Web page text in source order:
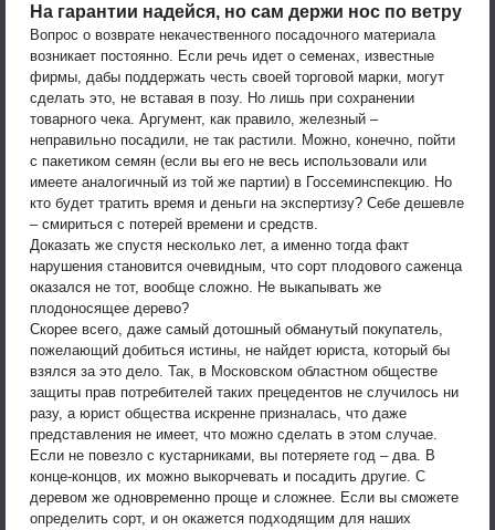
На гарантии надейся, но сам держи нос по ветру
Вопрос о возврате некачественного посадочного материала
возникает постоянно. Если речь идет о семенах, известные
фирмы, дабы поддержать честь своей торговой марки, могут
сделать это, не вставая в позу. Но лишь при сохранении
товарного чека. Аргумент, как правило, железный –
неправильно посадили, не так растили. Можно, конечно, пойти
с пакетиком семян (если вы его не весь использовали или
имеете аналогичный из той же партии) в Госсеминспекцию. Но
кто будет тратить время и деньги на экспертизу? Себе дешевле
– смириться с потерей времени и средств.
Доказать же спустя несколько лет, а именно тогда факт
нарушения становится очевидным, что сорт плодового саженца
оказался не тот, вообще сложно. Не выкапывать же
плодоносящее дерево?
Скорее всего, даже самый дотошный обманутый покупатель,
пожелающий добиться истины, не найдет юриста, который бы
взялся за это дело. Так, в Московском областном обществе
защиты прав потребителей таких прецедентов не случилось ни
разу, а юрист общества искренне призналась, что даже
представления не имеет, что можно сделать в этом случае.
Если не повезло с кустарниками, вы потеряете год – два. В
конце-концов, их можно выкорчевать и посадить другие. С
деревом же одновременно проще и сложнее. Если вы сможете
определить сорт, и он окажется подходящим для наших